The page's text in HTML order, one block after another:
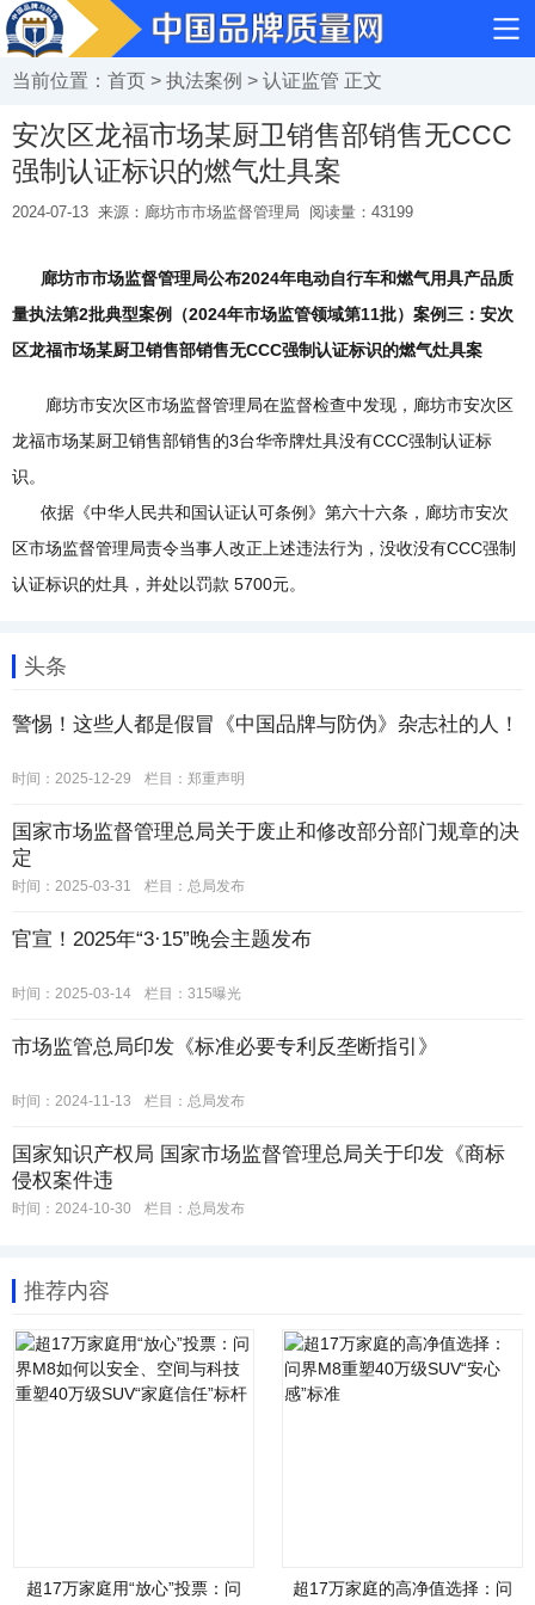
当前位置： 首页 > 执法案例 > 认证监管 正文
安次区龙福市场某厨卫销售部销售无CCC
强制认证标识的燃气灶具案
2024-07-13 来源：廊坊市市场监督管理局 阅读量： 43199
廊坊市市场监督管理局公布2024年电动自行车和燃气用具产品质
量执法第2批典型案例（2024年市场监管领域第11批）案例三：安次
区龙福市场某厨卫销售部销售无CCC强制认证标识的燃气灶具案
廊坊市安次区市场监督管理局在监督检查中发现，廊坊市安次区
龙福市场某厨卫销售部销售的3台华帝牌灶具没有CCC强制认证标
识。
依据《中华人民共和国认证认可条例》第六十六条，廊坊市安次
区市场监督管理局责令当事人改正上述违法行为，没收没有CCC强制
认证标识的灶具，并处以罚款 5700元。
头条
警惕！这些人都是假冒《中国品牌与防伪》杂志社的人！
时间：2025-12-29 栏目： 郑重声明
国家市场监督管理总局关于废止和修改部分部门规章的决
定
时间：2025-03-31 栏目： 总局发布
官宣！2025年“3·15”晚会主题发布
时间：2025-03-14 栏目： 315曝光
市场监管总局印发《标准必要专利反垄断指引》
时间：2024-11-13 栏目： 总局发布
国家知识产权局 国家市场监督管理总局关于印发《商标
侵权案件违
时间：2024-10-30 栏目： 总局发布
推荐内容
超17万家庭用“放心”投票：问
超17万家庭的高净值选择：问